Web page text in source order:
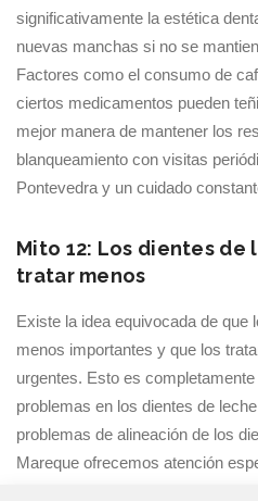
significativamente la estética
nuevas manchas si no se
Factores como el consumo de
ciertos medicamentos pueden
mejor manera de mantener los
blanqueamiento con visitas
Pontevedra y un cuidado
Mito 12: Los dientes de
tratar menos
Existe la idea equivocada de que
menos importantes y que los
urgentes. Esto es
problemas en los dientes de
problemas de alineación de los
Mareque ofrecemos atención